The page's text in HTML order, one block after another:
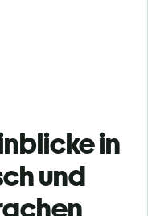
in
und